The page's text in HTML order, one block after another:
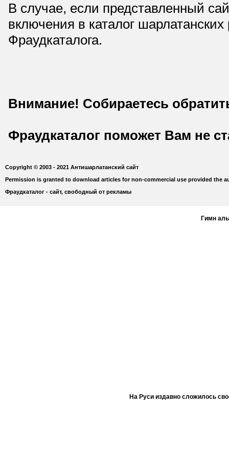
В случае, если представленный
включения в каталог
Фраудкаталога.
Внимание! Собираетесь
Фраудкаталог поможет Вам не
Copyright © 2003 - 2021 Антишарлатанский сайт
Permission is granted to download articles for non-commercial use provided the
Фраудкаталог - сайт, свободный от рекламы
Гимн
На Руси издавно сложилось